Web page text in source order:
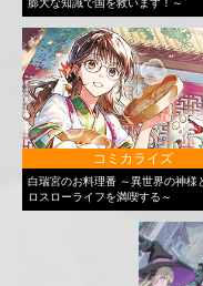
膨大な知識で国を救います！～
コミカライズ
白瑞宮のお料理番 ～異世界の神様
ロスローライフを満喫する～